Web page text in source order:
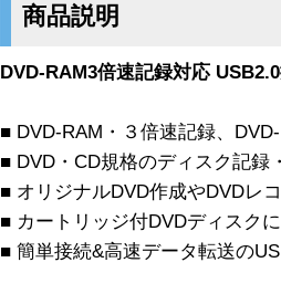
商品説明
DVD-RAM3倍速記録対応
■ DVD-RAM・３倍速記録、
■ DVD・CD規格のディスク記録
■ オリジナルDVD作成やDVDレ
■ カートリッジ付DVDディスク
■ 簡単接続&高速データ転送の